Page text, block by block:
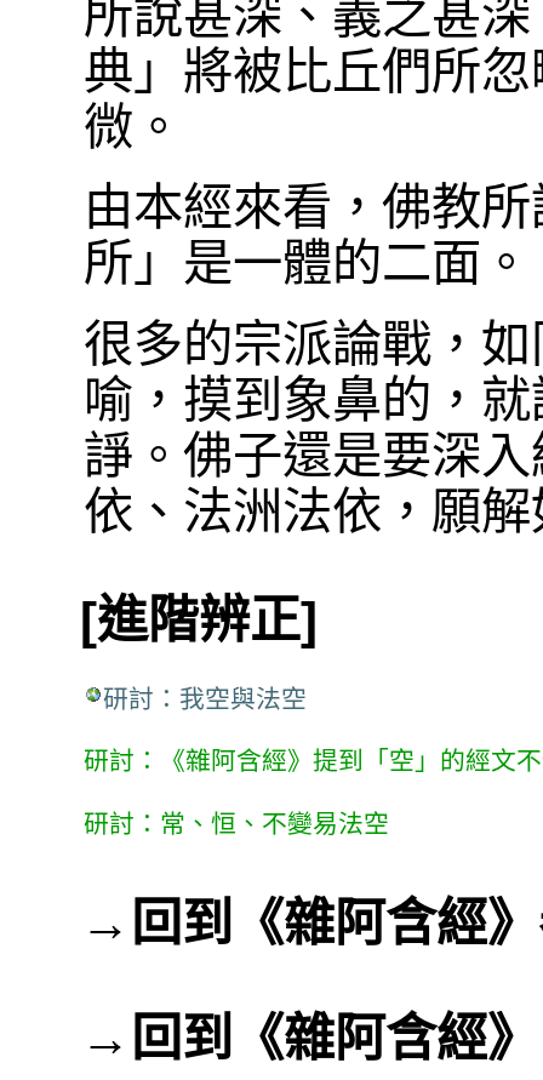
所說甚深、義之甚
典」將被比丘們所
微。
由本經來看，佛教
所」是一體的二面。
很多的宗派論戰，
喻，摸到象鼻的，
諍。佛子還是要深
依、法洲法依，願
[進階辨正]
研討：我空與法空
研討：《雜阿含經》提到「空」的經文
研討：常、恒、不變易法空
→ 回到《雜阿含經
→ 回到《雜阿含經》